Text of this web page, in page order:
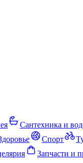
Сантехника и
Спорт
Запчасти и